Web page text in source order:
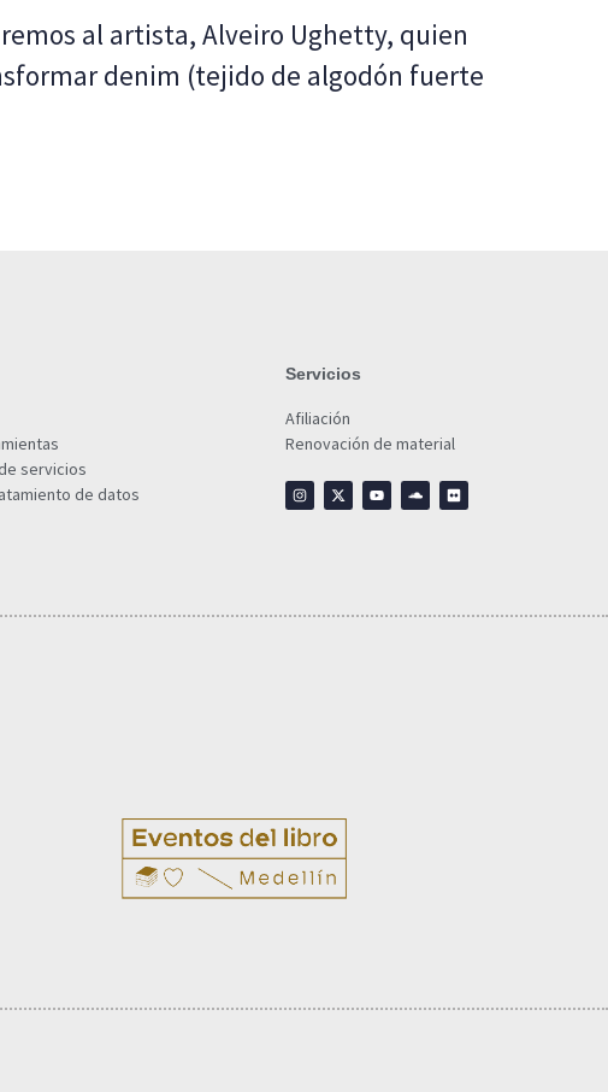
al artista, Alveiro Ughetty, quien
denim (tejido de algodón fuerte
servicios
de datos
Servicios
Afiliación
Renovación de material